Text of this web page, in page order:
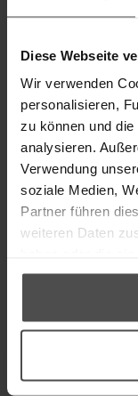
Diese Webseite
Wir verwenden
personalisieren,
zu können und
analysieren.
Verwendung
soziale Medien,
Partner führen
weiteren Daten
gesammelt haben.